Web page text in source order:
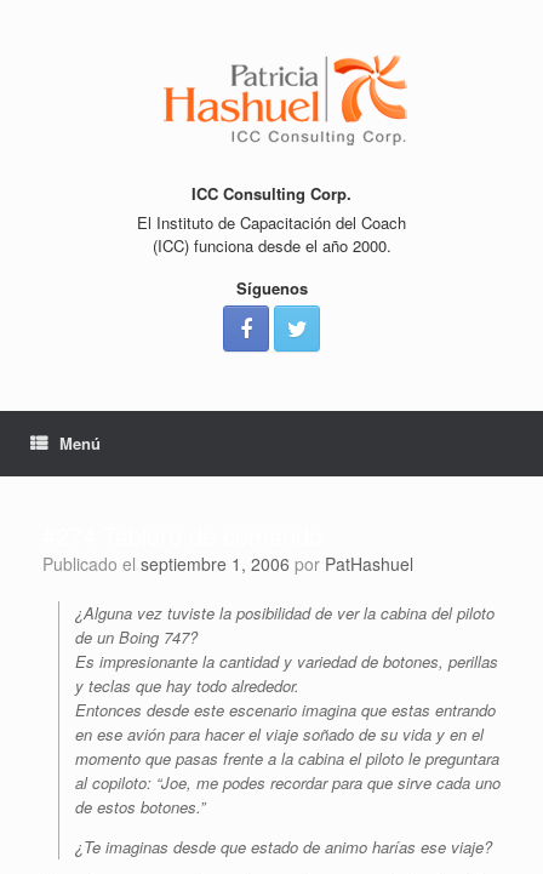
ICC Consulting Corp.
El Instituto de Capacitación del Coach
(ICC) funciona desde el año 2000.
Síguenos
Menú
Publicado el septiembre 1, 2006 por PatHashuel
¿Alguna vez tuviste la posibilidad de ver la cabina del piloto
de un Boing 747?
Es impresionante la cantidad y variedad de botones, perillas
y teclas que hay todo alrededor.
Entonces desde este escenario imagina que estas entrando
en ese avión para hacer el viaje soñado de su vida y en el
momento que pasas frente a la cabina el piloto le preguntara
al copiloto: “Joe, me podes recordar para que sirve cada uno
de estos botones.”
¿Te imaginas desde que estado de animo harías ese viaje?